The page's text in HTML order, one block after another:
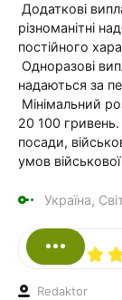
Додаткові
різноманітні
постійного
Одноразові
надаються за
Мінімальний
20 100
посади,
умов
Україна,
Redaktor